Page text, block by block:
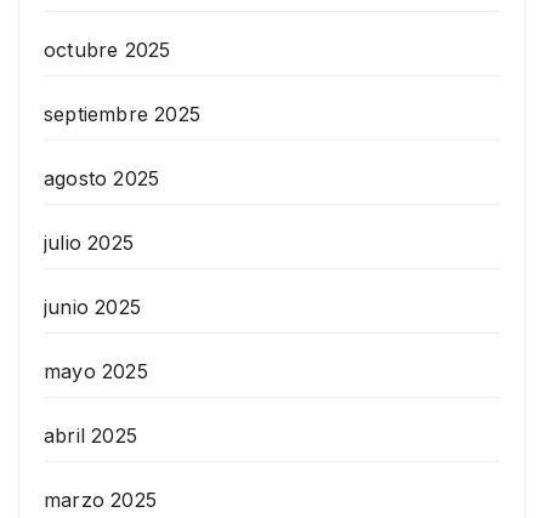
octubre 2025
septiembre 2025
agosto 2025
julio 2025
junio 2025
mayo 2025
abril 2025
marzo 2025